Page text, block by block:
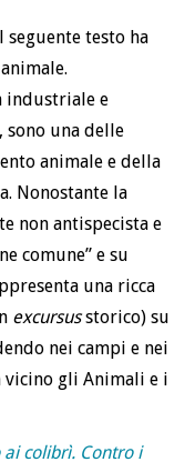
seguente testo ha
industriale e
sono una delle
animale e della
Nonostante la
non antispecista e
comune” e su
una ricca
excursusstorico) su
nei campi e nei
gli Animali e i
ai colibrì. Contro i